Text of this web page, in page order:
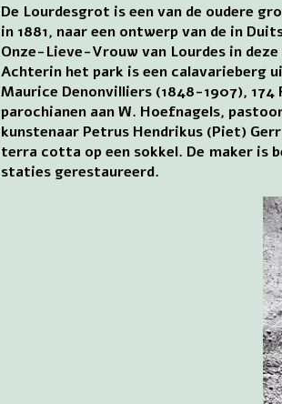
De Lourdesgrot is een van de oudere
in 1881, naar een ontwerp van de in
Onze-Lieve-Vrouw van Lourdes in
Achterin het park is een calavarieberg
Maurice Denonvilliers (1848-1907),
parochianen aan W. Hoefnagels,
kunstenaar Petrus Hendrikus (Piet)
terra cotta op een sokkel. De maker is
staties gerestaureerd.